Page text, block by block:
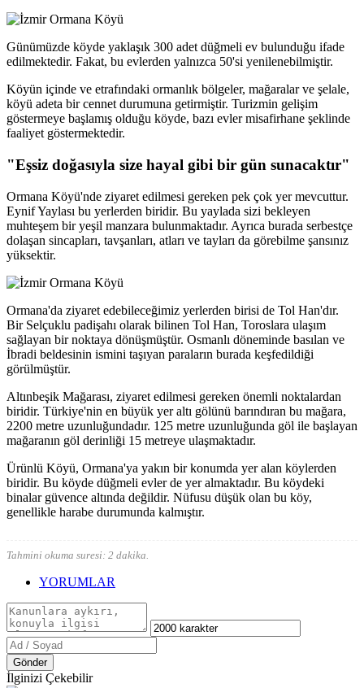
Günümüzde köyde yaklaşık 300 adet düğmeli ev bulunduğu ifade
edilmektedir. Fakat, bu evlerden yalnızca 50'si yenilenebilmiştir.
Köyün içinde ve etrafındaki ormanlık bölgeler, mağaralar ve şelale,
köyü adeta bir cennet durumuna getirmiştir. Turizmin gelişim
göstermeye başlamış olduğu köyde, bazı evler misafirhane şeklinde
faaliyet göstermektedir.
"Eşsiz doğasıyla size hayal gibi bir gün sunacaktır"
Ormana Köyü'nde ziyaret edilmesi gereken pek çok yer mevcuttur.
Eynif Yaylası bu yerlerden biridir. Bu yaylada sizi bekleyen
muhteşem bir yeşil manzara bulunmaktadır. Ayrıca burada serbestçe
dolaşan sincapları, tavşanları, atları ve tayları da görebilme şansınız
yüksektir.
Ormana'da ziyaret edebileceğimiz yerlerden birisi de Tol Han'dır.
Bir Selçuklu padişahı olarak bilinen Tol Han, Toroslara ulaşım
sağlayan bir noktaya dönüşmüştür. Osmanlı döneminde basılan ve
İbradi beldesinin ismini taşıyan paraların burada keşfedildiği
görülmüştür.
Altınbeşik Mağarası, ziyaret edilmesi gereken önemli noktalardan
biridir. Türkiye'nin en büyük yer altı gölünü barındıran bu mağara,
2200 metre uzunluğundadır. 125 metre uzunluğunda göl ile başlayan
mağaranın göl derinliği 15 metreye ulaşmaktadır.
Ürünlü Köyü, Ormana'ya yakın bir konumda yer alan köylerden
biridir. Bu köyde düğmeli evler de yer almaktadır. Bu köydeki
binalar güvence altında değildir. Nüfusu düşük olan bu köy,
genellikle harabe durumunda kalmıştır.
Tahmini okuma suresi: 2 dakika.
YORUMLAR
Gönder
İlginizi Çekebilir